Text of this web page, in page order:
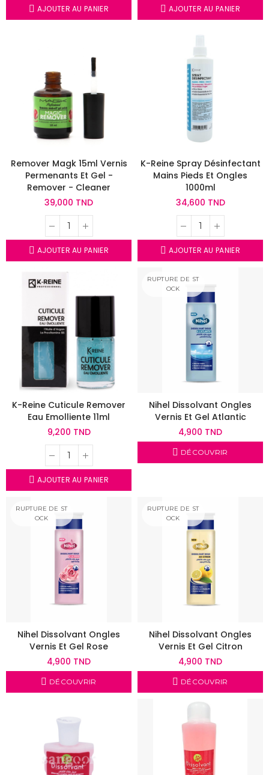
AJOUTER AU PANIER AJOUTER AU PANIER
Remover Magk 15ml Vernis
Permenants Et Gel -
Remover - Cleaner
39,000 TND
AJOUTER AU PANIER
K-Reine Spray Désinfectant
Mains Pieds Et Ongles
1000ml
34,600 TND
AJOUTER AU PANIER
K-Reine Cuticule Remover
Eau Emolliente 11ml
9,200 TND
AJOUTER AU PANIER
RUPTURE DE ST
OCK
Nihel Dissolvant Ongles
Vernis Et Gel Atlantic
4,900 TND
DÉCOUVRIR
RUPTURE DE ST
OCK
Nihel Dissolvant Ongles
Vernis Et Gel Rose
4,900 TND
DÉCOUVRIR
RUPTURE DE ST
OCK
Nihel Dissolvant Ongles
Vernis Et Gel Citron
4,900 TND
DÉCOUVRIR